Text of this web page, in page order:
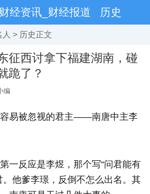
经资讯_财经报道 历史
人 > 历史正文
征西讨拿下福建湖南，碰
跪了？
编
易被忽视的君主——南唐中主李
一反应是李煜，那个写“问君能有
。他爹李璟，反倒不怎么出名。其